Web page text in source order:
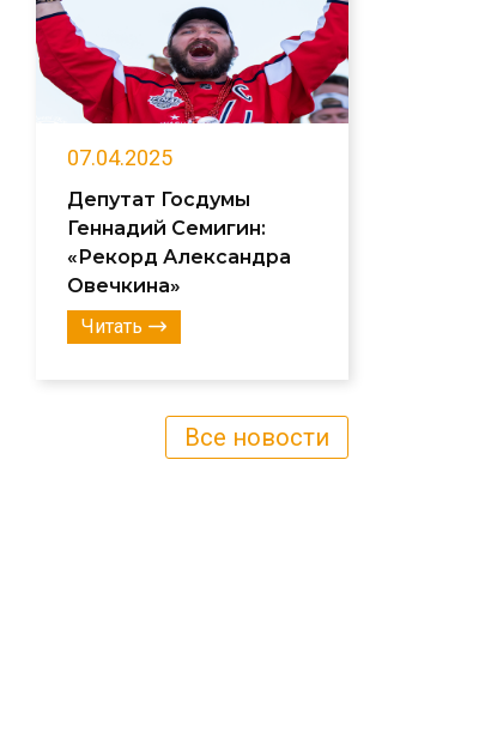
07.04.2025
Депутат Госдумы
Геннадий Семигин:
«Рекорд Александра
Овечкина»
Читать
Все новости